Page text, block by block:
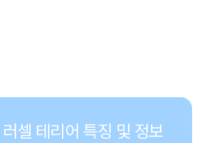
셀 테리어 특징 및 정보